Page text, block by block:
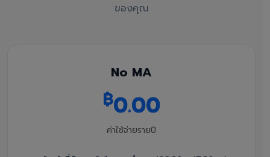
ของคุณ
No MA
฿0.00
ค่าใช้จ่ายรายปี